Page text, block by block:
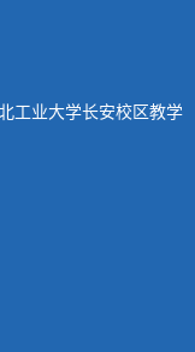
工业大学长安校区教学